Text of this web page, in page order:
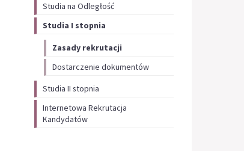
Studia na Odległość
Studia I stopnia
Zasady rekrutacji
Dostarczenie dokumentów
Studia II stopnia
Internetowa Rekrutacja
Kandydatów